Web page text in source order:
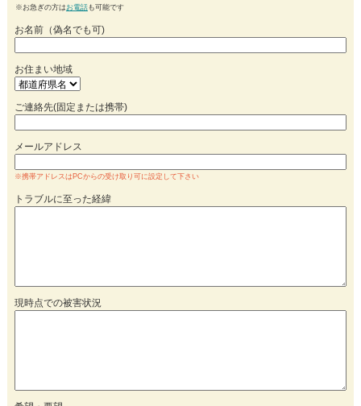
※お急ぎの方はお電話も可能です
お名前（偽名でも可)
お住まい地域
ご連絡先(固定または携帯)
メールアドレス
※携帯アドレスはPCからの受け取り可に設定して下さい
トラブルに至った経緯
現時点での被害状況